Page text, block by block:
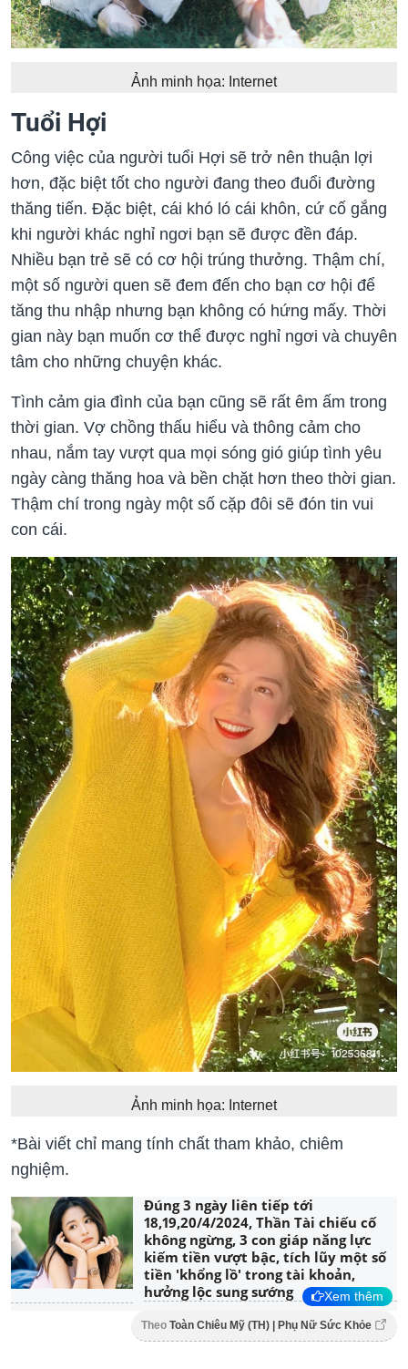
Ảnh minh họa: Internet
Tuổi Hợi
Công việc của người tuổi Hợi sẽ trở nên thuận lợi
hơn, đặc biệt tốt cho người đang theo đuổi đường
thăng tiến. Đặc biệt, cái khó ló cái khôn, cứ cố gắng
khi người khác nghỉ ngơi bạn sẽ được đền đáp.
Nhiều bạn trẻ sẽ có cơ hội trúng thưởng. Thậm chí,
một số người quen sẽ đem đến cho bạn cơ hội để
tăng thu nhập nhưng bạn không có hứng mấy. Thời
gian này bạn muốn cơ thể được nghỉ ngơi và chuyên
tâm cho những chuyện khác.
Tình cảm gia đình của bạn cũng sẽ rất êm ấm trong
thời gian. Vợ chồng thấu hiểu và thông cảm cho
nhau, nắm tay vượt qua mọi sóng gió giúp tình yêu
ngày càng thăng hoa và bền chặt hơn theo thời gian.
Thậm chí trong ngày một số cặp đôi sẽ đón tin vui
con cái.
Ảnh minh họa: Internet
*Bài viết chỉ mang tính chất tham khảo, chiêm
nghiệm.
Đúng 3 ngày liên tiếp tới
18,19,20/4/2024, Thần Tài chiếu cố
không ngừng, 3 con giáp năng lực
kiếm tiền vượt bậc, tích lũy một số
tiền 'khổng lồ' trong tài khoản,
hưởng lộc sung sướng
Xem thêm
Theo Toàn Chiêu Mỹ (TH) | Phụ Nữ Sức Khỏe